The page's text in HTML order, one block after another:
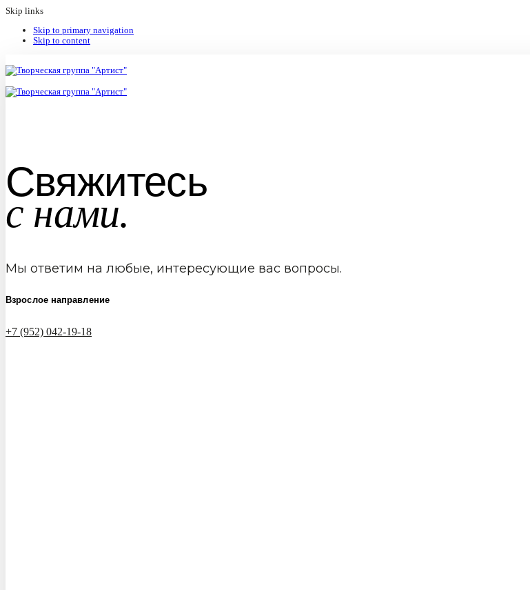
Skip links
Skip to primary navigation
Skip to content
Свяжитесь
с нами.
Мы ответим на любые, интересующие вас вопросы.
Взрослое направление
+7 (952) 042-19-18